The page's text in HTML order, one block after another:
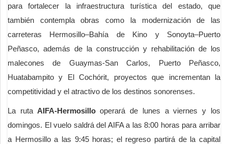
para fortalecer la infraestructura turística del estado, que
también contempla obras como la modernización de las
carreteras Hermosillo–Bahía de Kino y Sonoyta–Puerto
Peñasco, además de la construcción y rehabilitación de los
malecones de Guaymas-San Carlos, Puerto Peñasco,
Huatabampito y El Cochórit, proyectos que incrementan la
competitividad y el atractivo de los destinos sonorenses.
La rutaAIFA-Hermosillooperará de lunes a viernes y los
domingos. El vuelo saldrá del AIFA a las 8:00 horas para arribar
a Hermosillo a las 9:45 horas; el regreso partirá de la capital